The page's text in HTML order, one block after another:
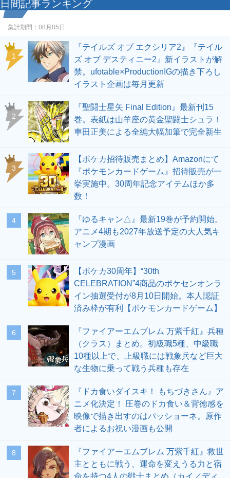
日間記事ランキング
集計期間： 08月05日
1
『テイルズ オブ エクシリア2』『テイル
ズ オブ デスティニー2』新イラストが解
禁。ufotable×ProductionIGの描き下ろし
イラスト企画は毎月更新
2
『聖闘士星矢 Final Edition』最新刊15
巻。表紙は山羊座の黄金聖闘士シュラ！
車田正美による全編大幅加筆で完全新生
3
【ポケカ招待販売まとめ】Amazonにて
『ポケモンカードゲーム』招待販売が一
挙実施中。30周年記念アイテムほか多
数！
4
『ゆるキャン△』最新19巻が予約開始。
アニメ4期も2027年放送予定の大人気キ
ャンプ漫画
5
【ポケカ30周年】“30th
CELEBRATION”4商品のポケセンオンラ
イン抽選受付が8月10日開始。本人認証
済み枠が有利【ポケモンカードゲーム】
6
『ファイアーエムブレム 万紫千紅』兵種
（クラス）まとめ。初級職5種、中級職
10種以上で、上級職には戦象兵など巨大
な生物に乗って戦う兵種も存在
7
『ドカ食いダイスキ！ もちづきさん』ア
ニメ化決定！ 圧巻のドカ食い＆背徳感を
映像で描き出すのはパッショーネ。原作
者によるお祝い漫画も公開
8
『ファイアーエムブレム 万紫千紅』救世
主とともに戦う、運命を変えうる力と宿